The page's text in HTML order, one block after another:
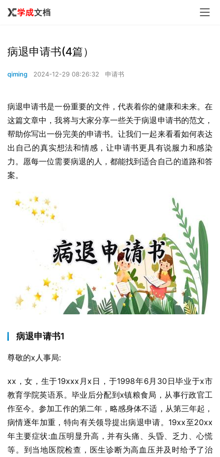
病退申请书(4篇）
qiming 2024-12-29 08:26:32 申请书
病退申请书是一份重要的文件，代表着你的健康和未来。在
这篇文章中，我将与大家分享一些关于病退申请书的范文，
帮助你写出一份完美的申请书。让我们一起来看看如何表达
出自己的真实想法和情感，让申请书更具有说服力和感染
力。愿每一位需要病退的人，都能找到适合自己的道路和答
案。
病退申请书1
尊敬的x人事局:
xx，女，生于19xxx月x日，于1998年6月30日毕业于x市
教育学院英语系。毕业后分配到x镇粮食局，从事行政官工
作至今。参加工作的第二年，略感身体不适，从第三年起，
病情逐年加重，特向有关领导提出病退申请。19xx至20xx
年主要症状:血压明显升高，并有头痛、头昏、乏力、心慌
等。到当地医院检查，医生诊断为高血压并及时给予了治